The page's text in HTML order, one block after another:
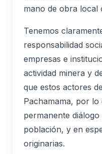
mano de obra local
Tenemos
responsabilidad
empresas e
actividad minera y
que estos actores
Pachamama, por
permanente
población, y en
originarias.